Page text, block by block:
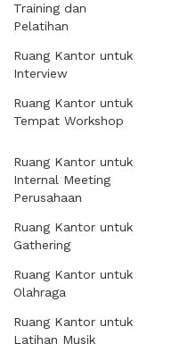
Training dan
Pelatihan
Ruang Kantor untuk
Interview
Ruang Kantor untuk
Tempat Workshop
Ruang Kantor untuk
Internal Meeting
Perusahaan
Ruang Kantor untuk
Gathering
Ruang Kantor untuk
Olahraga
Ruang Kantor untuk
Latihan Musik